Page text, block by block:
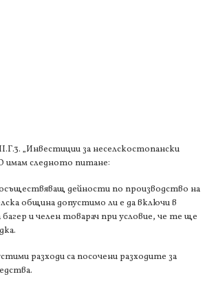
„Инвестиции за неселскостопански
имам следното питане:
дейности по производство на
община допустимо ли е да включи в
и челен товарач при условие, че те ще
разходи са посочени разходите за